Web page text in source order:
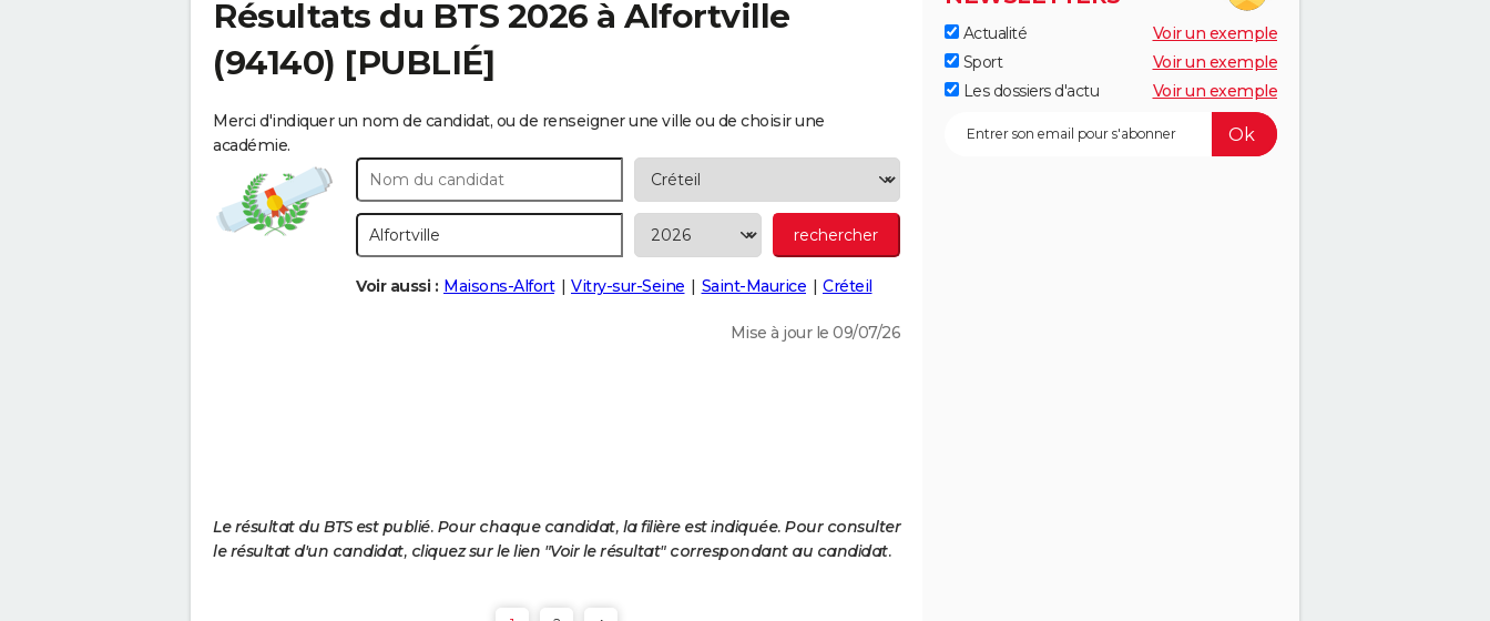
Résultats du BTS 2026 à Alfortville
(94140) [PUBLIÉ]
Merci d'indiquer un nom de candidat, ou de renseigner une ville ou de choisir une
académie.
Voir aussi : Maisons-Alfort Vitry-sur-Seine Saint-Maurice Créteil
Mise à jour le 09/07/26
Le résultat du BTS est publié. Pour chaque candidat, la filière est indiquée. Pour consulter
le résultat d'un candidat, cliquez sur le lien "Voir le résultat" correspondant au candidat.
Actualité
Voir un exemple
Sport
Voir un exemple
Les dossiers d'actu
Voir un exemple